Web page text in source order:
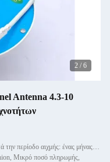
2 / 6
Antenna 4.3-10
Χρόνος παράδοσης: Προθεσμία προετοιμασίας κατά την περίοδο αιχμής: ένας μήνας, εκτός εποχής: εντός 15 εργάσιμων ημερών
Μικρό ποσό πληρωμής,